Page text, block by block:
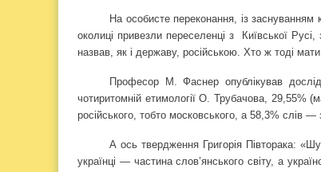
На особисте переконання, із
околиці привезли переселенці з
Київської
назвав, як і державу, російською. Хто ж тоді
Професор М. Фаснер опублікував
чотиритомній етимології О. Трубачова,
російського, тобто московського, а 58,3% слів
А ось твердження Григорія Півторака:
українці — частина слов’янського світу, а